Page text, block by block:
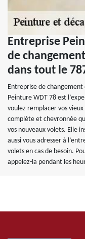
Entreprise
de
dans tout le
Entreprise de
Peinture WDT 78 est
voulez remplacer vos
complète et chevronnée
vos nouveaux volets. Elle
aussi vous adresser à
volets en cas de besoin.
appelez-la pendant les